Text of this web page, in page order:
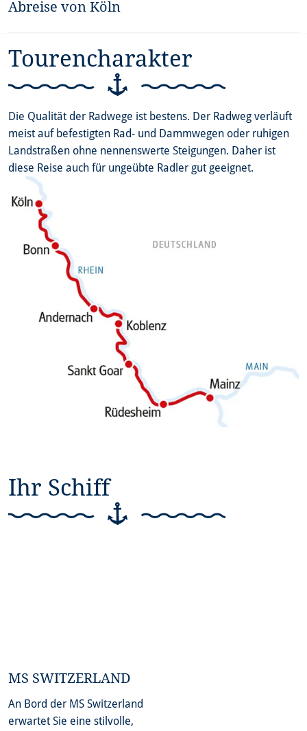
weitläufiger Rheinauen-Landschaft des Kölner Stadtteils
Sie auch eins der zahlreichen Museen sowie das moderne
Köln, das sich etwa am Rheinauhafen mit seinen
Kranhäusern zeigt. Gemütlich präsentiert sich die Großstadt
zum Beispiel in den Kölner Brauereien mit ihrem
bekannten Bier, dem Kölsch.
Abreise von Köln
Tourencharakter
Die Qualität der Radwege ist bestens. Der Radweg verläuft
meist auf befestigten Rad- und Dammwegen oder ruhigen
Landstraßen ohne nennenswerte Steigungen. Daher ist
diese Reise auch für ungeübte Radler gut geeignet.
Ihr Schiff
MS SWITZERLAND
An Bord der MS Switzerland
erwartet Sie eine stilvolle,